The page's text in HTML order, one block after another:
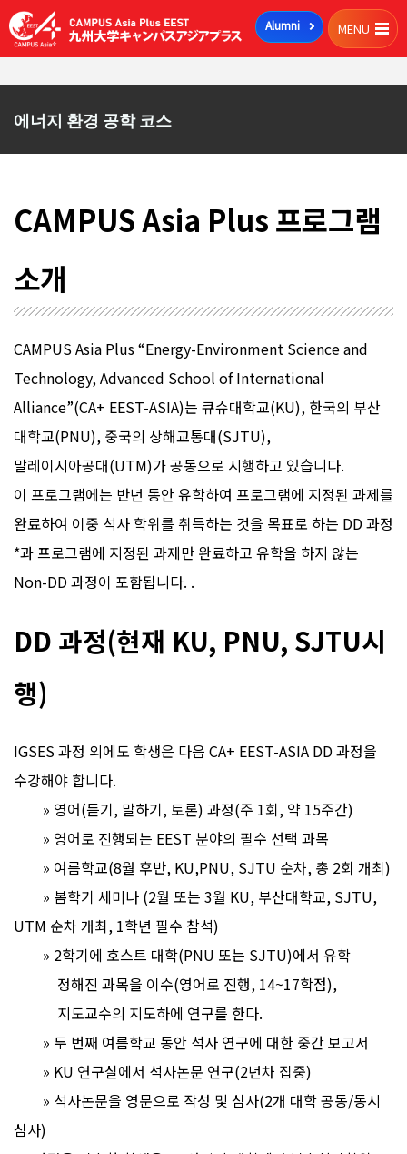
Alumni MENU
에너지 환경 공학 코스
CAMPUS Asia Plus 프로그램
소개
CAMPUS Asia Plus “Energy-Environment Science and
Technology, Advanced School of International
Alliance”(CA+ EEST-ASIA)는 큐슈대학교(KU), 한국의 부산
대학교(PNU), 중국의 상해교통대(SJTU),
말레이시아공대(UTM)가 공동으로 시행하고 있습니다.
이 프로그램에는 반년 동안 유학하여 프로그램에 지정된 과제를
완료하여 이중 석사 학위를 취득하는 것을 목표로 하는 DD 과정
*과 프로그램에 지정된 과제만 완료하고 유학을 하지 않는
Non-DD 과정이 포함됩니다. .
DD 과정(현재 KU, PNU, SJTU시
행)
IGSES 과정 외에도 학생은 다음 CA+ EEST-ASIA DD 과정을
수강해야 합니다.
» 영어(듣기, 말하기, 토론) 과정(주 1회, 약 15주간)
» 영어로 진행되는 EEST 분야의 필수 선택 과목
» 여름학교(8월 후반, KU,PNU, SJTU 순차, 총 2회 개최)
» 봄학기 세미나 (2월 또는 3월 KU, 부산대학교, SJTU,
UTM 순차 개최, 1학년 필수 참석)
» 2학기에 호스트 대학(PNU 또는 SJTU)에서 유학
정해진 과목을 이수(영어로 진행, 14~17학점),
지도교수의 지도하에 연구를 한다.
» 두 번째 여름학교 동안 석사 연구에 대한 중간 보고서
» KU 연구실에서 석사논문 연구(2년차 집중)
» 석사논문을 영문으로 작성 및 심사(2개 대학 공동/동시
심사)